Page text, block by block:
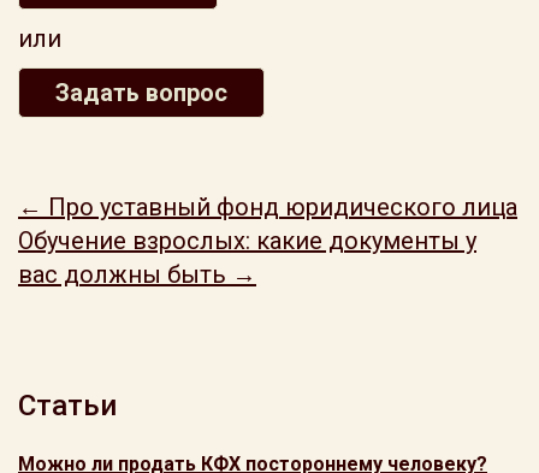
или
Задать вопрос
← Про уставный фонд юридического лица
Обучение взрослых: какие документы у
вас должны быть →
Статьи
Можно ли продать КФХ постороннему человеку?